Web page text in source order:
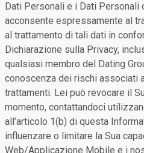
Dati Personali e i Dati Personali
acconsente espressamente al
al trattamento di tali dati in
Dichiarazione sulla Privacy,
qualsiasi membro del Dating
conoscenza dei rischi associati
trattamenti. Lei può revocare il
momento, contattandoci
all’articolo 1(b) di questa
influenzare o limitare la Sua
Web/Applicazione Mobile e i